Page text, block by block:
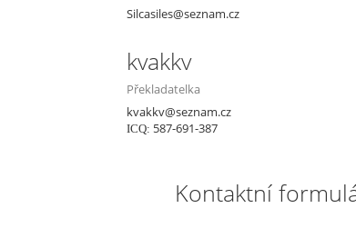
Silcasiles@seznam.cz
kvakkv
Překladatelka
kvakkv@seznam.cz
ICQ: 587-691-387
Kontaktní